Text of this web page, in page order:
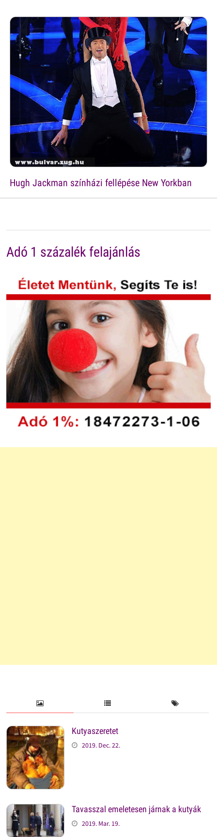
Hugh Jackman színházi fellépése New Yorkban
Adó 1 százalék felajánlás
Kutyaszeretet
2019. Dec. 22.
Tavasszal emeletesen járnak a kutyák
2019. Mar. 19.